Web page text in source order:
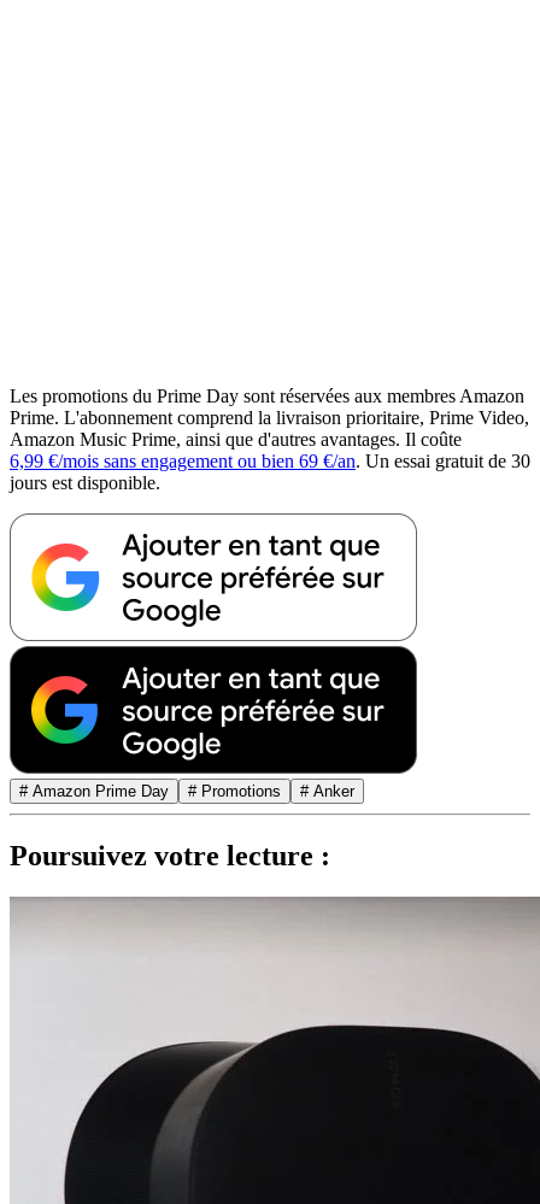
Les promotions du Prime Day sont réservées aux membres Amazon
Prime. L'abonnement comprend la livraison prioritaire, Prime Video,
Amazon Music Prime, ainsi que d'autres avantages. Il coûte
6,99 €/mois sans engagement ou bien 69 €/an. Un essai gratuit de 30
jours est disponible.
# Amazon Prime Day # Promotions # Anker
Poursuivez votre lecture :